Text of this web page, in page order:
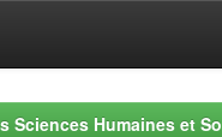
Sciences Humaines et